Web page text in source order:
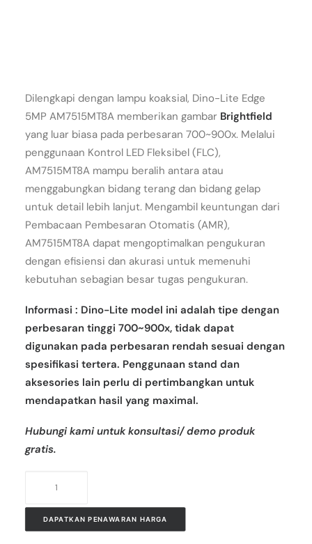
Dilengkapi dengan lampu koaksial, Dino-Lite Edge
5MP AM7515MT8A memberikan gambar Brightfield
yang luar biasa pada perbesaran 700~900x. Melalui
penggunaan Kontrol LED Fleksibel (FLC),
AM7515MT8A mampu beralih antara atau
menggabungkan bidang terang dan bidang gelap
untuk detail lebih lanjut. Mengambil keuntungan dari
Pembacaan Pembesaran Otomatis (AMR),
AM7515MT8A dapat mengoptimalkan pengukuran
dengan efisiensi dan akurasi untuk memenuhi
kebutuhan sebagian besar tugas pengukuran.
Informasi : Dino-Lite model ini adalah tipe dengan
perbesaran tinggi 700~900x, tidak dapat
digunakan pada perbesaran rendah sesuai dengan
spesifikasi tertera. Penggunaan stand dan
aksesories lain perlu di pertimbangkan untuk
mendapatkan hasil yang maximal.
Hubungi kami untuk konsultasi/ demo produk
gratis.
Digital
AM7515MT8A
DAPATKAN PENAWARAN HARGA